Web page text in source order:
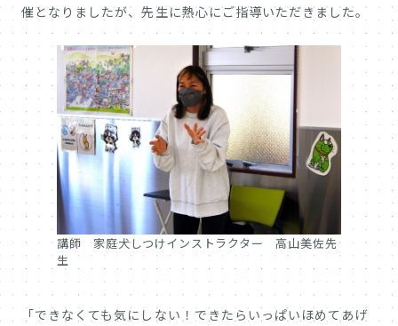
催となりましたが、先生に熱心にご指導いただきました。
講師 家庭犬しつけインストラクター 高山美佐先
生
「できなくても気にしない！できたらいっぱいほめてあげ